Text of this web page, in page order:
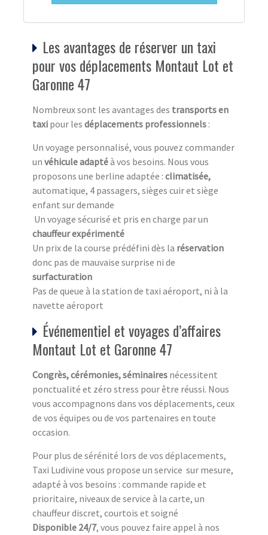
Les avantages de réserver un taxi
pour vos déplacements Montaut Lot et
Garonne 47
Nombreux sont les avantages des transports en
taxi pour les déplacements professionnels :
Un voyage personnalisé, vous pouvez commander
un véhicule adaptéà vos besoins. Nous vous
proposons une berline adaptée : climatisée,
automatique, 4 passagers, sièges cuir et siège
enfant sur demande
Un voyage sécurisé et pris en charge par un
chauffeur expérimenté
Un prix de la course prédéfini dès la réservation
donc pas de mauvaise surprise ni de
surfacturation
Pas de queue à la station de taxi aéroport, ni à la
navette aéroport
Événementiel et voyages d’affaires
Montaut Lot et Garonne 47
Congrès, cérémonies, séminaires nécessitent
ponctualité et zéro stress pour être réussi. Nous
vous accompagnons dans vos déplacements, ceux
de vos équipes ou de vos partenaires en toute
occasion.
Pour plus de sérénité lors de vos déplacements,
Taxi Ludivine vous propose un service sur mesure,
adapté à vos besoins : commande rapide et
prioritaire, niveaux de service à la carte, un
chauffeur discret, courtois et soigné
Disponible 24/7, vous pouvez faire appel à nos